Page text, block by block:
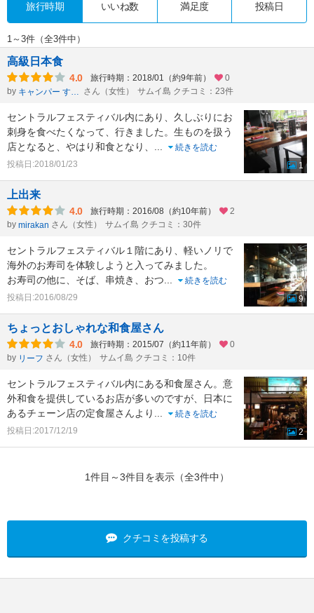
旅行時期 いいね数 満足度 投稿日
1～3件（全3件中）
高級日本食
4.0 旅行時期：2018/01（約9年前）
0
by
キャンパー すみ子 さん（女性） サムイ島 クチコミ：23件
セントラルフェスティバル内にあり、久しぶりにお
刺身を食べたくなって、行きました。生ものを扱う
店となると、やはり和食となり、 ...
続きを読む
投稿日:2018/01/23
1
上出来
4.0 旅行時期：2016/08（約10年前）
2
by mirakan さん（女性） サムイ島 クチコミ：30件
セントラルフェスティバル１階にあり、軽いノリで
海外のお寿司を体験しようと入ってみました。
お寿司の他に、そば、串焼き、おつ...
続きを読む
投稿日:2016/08/29
9
ちょっとおしゃれな和食屋さん
4.0 旅行時期：2015/07（約11年前）
0
by リーフ さん（女性） サムイ島 クチコミ：10件
セントラルフェスティバル内にある和食屋さん。意
外和食を提供しているお店が多いのですが、日本に
あるチェーン店の定食屋さんより ...
続きを読む
投稿日:2017/12/19
2
1件目～3件目を表示（全3件中）
クチコミを投稿する